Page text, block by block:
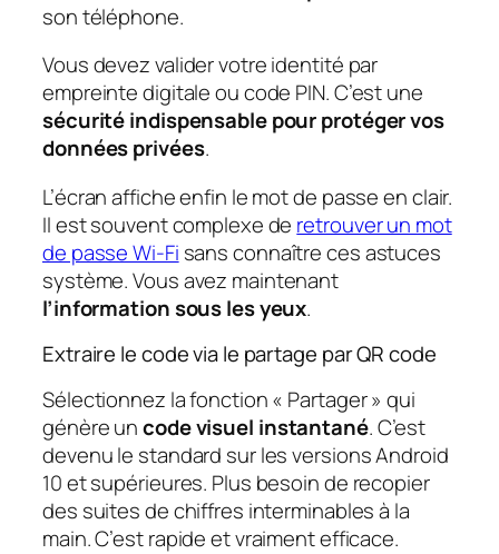
son téléphone.
Vous devez valider votre identité par
empreinte digitale ou code PIN. C’est une
sécurité indispensable pour protéger vos
données privées.
L’écran affiche enfin le mot de passe en clair.
Il est souvent complexe de retrouver un mot
de passe Wi-Fi sans connaître ces astuces
système. Vous avez maintenant
l’information sous les yeux.
Extraire le code via le partage par QR code
Sélectionnez la fonction « Partager » qui
génère uncode visuel instantané. C’est
devenu le standard sur les versions Android
10 et supérieures. Plus besoin de recopier
des suites de chiffres interminables à la
main. C’est rapide et vraiment efficace.